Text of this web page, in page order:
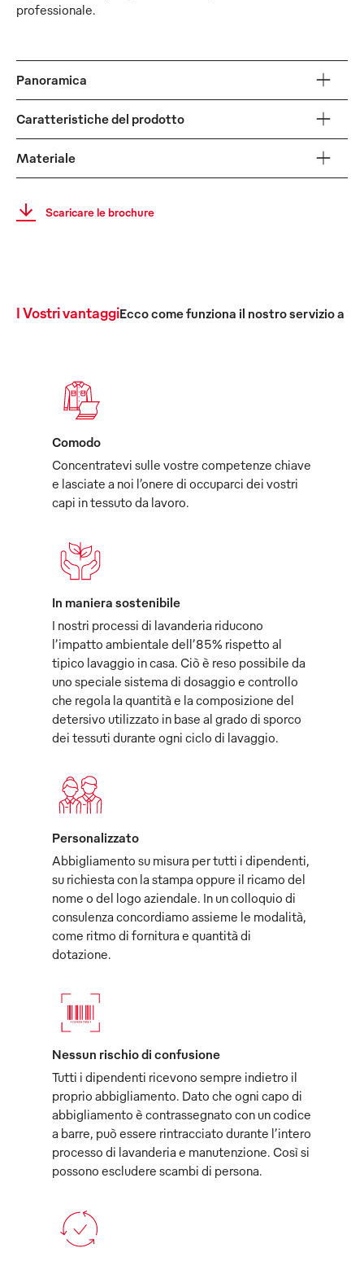
professionale.
Panoramica
Caratteristiche del prodotto
Materiale
Scaricare le brochure
I Vostri vantaggiEcco come funziona il nostro servizio a
Comodo
Concentratevi sulle vostre competenze chiave
e lasciate a noi l’onere di occuparci dei vostri
capi in tessuto da lavoro.
In maniera sostenibile
I nostri processi di lavanderia riducono
l’impatto ambientale dell’85% rispetto al
tipico lavaggio in casa. Ciò è reso possibile da
uno speciale sistema di dosaggio e controllo
che regola la quantità e la composizione del
detersivo utilizzato in base al grado di sporco
dei tessuti durante ogni ciclo di lavaggio.
Personalizzato
Abbigliamento su misura per tutti i dipendenti,
su richiesta con la stampa oppure il ricamo del
nome o del logo aziendale. In un colloquio di
consulenza concordiamo assieme le modalità,
come ritmo di fornitura e quantità di
dotazione.
Nessun rischio di confusione
Tutti i dipendenti ricevono sempre indietro il
proprio abbigliamento. Dato che ogni capo di
abbigliamento è contrassegnato con un codice
a barre, può essere rintracciato durante l’intero
processo di lavanderia e manutenzione. Così si
possono escludere scambi di persona.